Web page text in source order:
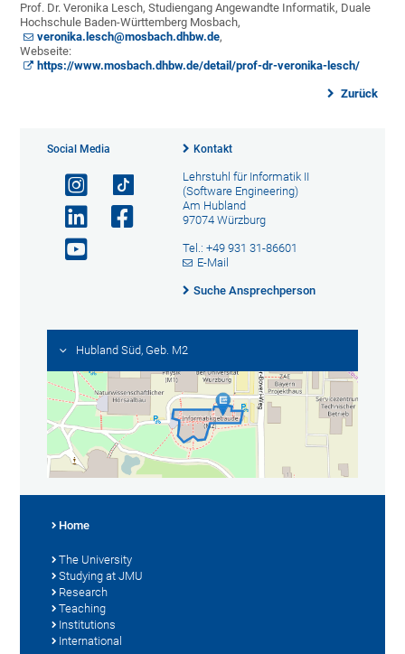
Prof. Dr. Veronika Lesch, Studiengang Angewandte Informatik, Duale
Hochschule Baden-Württemberg Mosbach,
veronika.lesch@mosbach.dhbw.de,
Webseite:
https://www.mosbach.dhbw.de/detail/prof-dr-veronika-lesch/
Zurück
Social Media Kontakt
Lehrstuhl für Informatik II
(Software Engineering)
Am Hubland
97074 Würzburg
Tel.: +49 931 31-86601
E-Mail
Suche Ansprechperson
Hubland Süd, Geb. M2
Home
The University
Studying at JMU
Research
Teaching
Institutions
International